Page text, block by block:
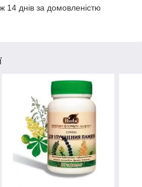
14 днів за домовленістю